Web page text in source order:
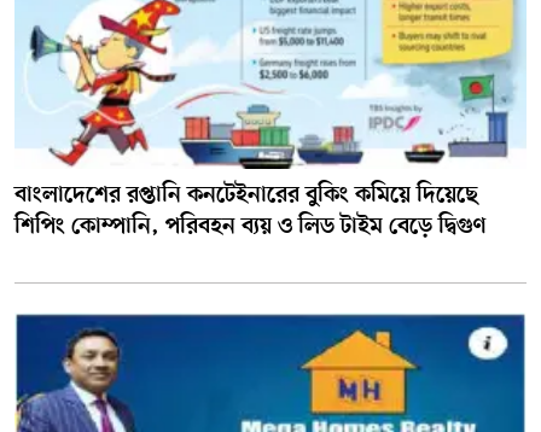
বাংলাদেশের রপ্তানি কনটেইনারের বুকিং কমিয়ে দিয়েছে
শিপিং কোম্পানি, পরিবহন ব্যয় ও লিড টাইম বেড়ে দ্বিগুণ